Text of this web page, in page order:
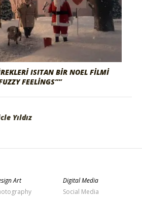
ISITAN BIR NOEL FILMI
FEELINGS””
Yıldız
Art
Digital Media
Social Media